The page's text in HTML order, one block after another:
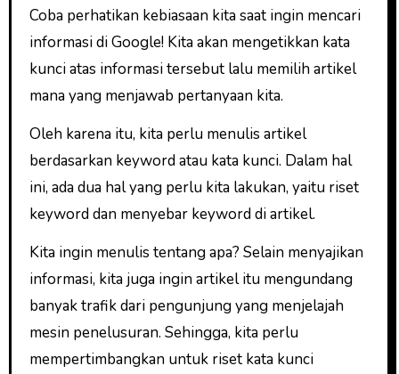
Coba perhatikan kebiasaan kita saat ingin mencari
informasi di Google! Kita akan mengetikkan kata
kunci atas informasi tersebut lalu memilih artikel
mana yang menjawab pertanyaan kita.
Oleh karena itu, kita perlu menulis artikel
berdasarkan keyword atau kata kunci. Dalam hal
ini, ada dua hal yang perlu kita lakukan, yaitu riset
keyword dan menyebar keyword di artikel.
Kita ingin menulis tentang apa? Selain menyajikan
informasi, kita juga ingin artikel itu mengundang
banyak trafik dari pengunjung yang menjelajah
mesin penelusuran. Sehingga, kita perlu
mempertimbangkan untuk riset kata kunci